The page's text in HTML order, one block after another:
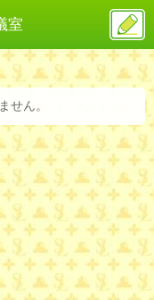
室
ス
投
稿
せん。